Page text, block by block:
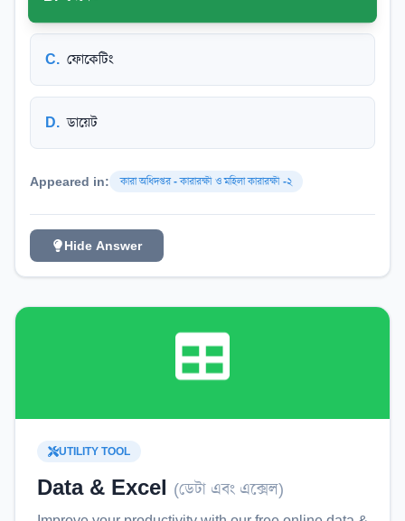
C. ফোকেটিং
D. ডায়েট
Appeared in: কারা অধিদপ্তর - কারারক্ষী ও মহিলা কারারক্ষী -২
Hide Answer
UTILITY TOOL
Data & Excel (ডেটা এবং এক্সেল)